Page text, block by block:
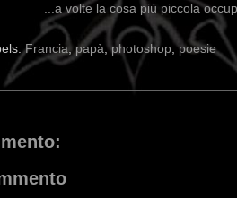
...a volte la cosa più piccola
Francia,papà,photoshop,poesie